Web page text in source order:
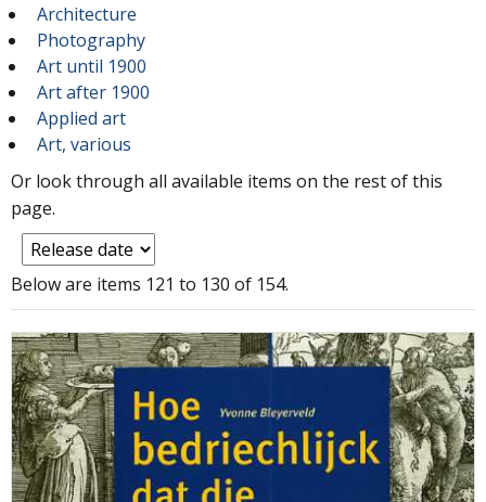
Architecture
Photography
Art until 1900
Art after 1900
Applied art
Art, various
Or look through all available items on the rest of this
page.
Below are items 121 to 130 of 154.